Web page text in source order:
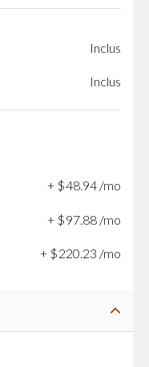
Inclus
Inclus
+ $48 94 /mo
+ $97 88 /mo
+ $220.23 /mo